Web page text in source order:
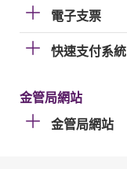
電子支票
快速支付系統
金管局網站
金管局網站